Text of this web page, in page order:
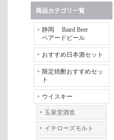
商品カテゴリ一覧
静岡 Baird Beer
ベアードビール
おすすめ日本酒セット
限定焼酎おすすめセッ
ト
ウイスキー
玉泉堂酒造
イチローズモルト